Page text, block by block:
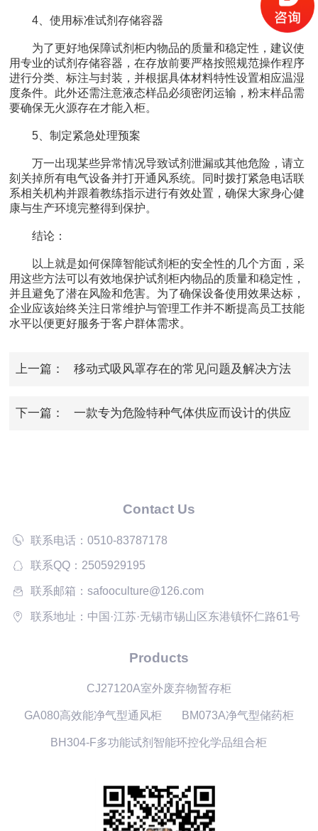
4、使用标准试剂存储容器
为了更好地保障试剂柜内物品的质量和稳定性，建议使
用专业的试剂存储容器，在存放前要严格按照规范操作程序
进行分类、标注与封装，并根据具体材料特性设置相应温湿
度条件。此外还需注意液态样品必须密闭运输，粉末样品需
要确保无火源存在才能入柜。
5、制定紧急处理预案
万一出现某些异常情况导致试剂泄漏或其他危险，请立
刻关掉所有电气设备并打开通风系统。同时拨打紧急电话联
系相关机构并跟着教练指示进行有效处置，确保大家身心健
康与生产环境完整得到保护。
结论：
以上就是如何保障智能试剂柜的安全性的几个方面，采
用这些方法可以有效地保护试剂柜内物品的质量和稳定性，
并且避免了潜在风险和危害。为了确保设备使用效果达标，
企业应该始终关注日常维护与管理工作并不断提高员工技能
水平以便更好服务于客户群体需求。
上一篇： 移动式吸风罩存在的常见问题及解决方法
下一篇： 一款专为危险特种气体供应而设计的供应
Contact Us
联系电话：0510-83787178
联系QQ：2505929195
联系邮箱：safooculture@126.com
联系地址：中国·江苏·无锡市锡山区东港镇怀仁路61号
Products
CJ27120A室外废弃物暂存柜
GA080高效能净气型通风柜 BM073A净气型储药柜
BH304-F多功能试剂智能环控化学品组合柜